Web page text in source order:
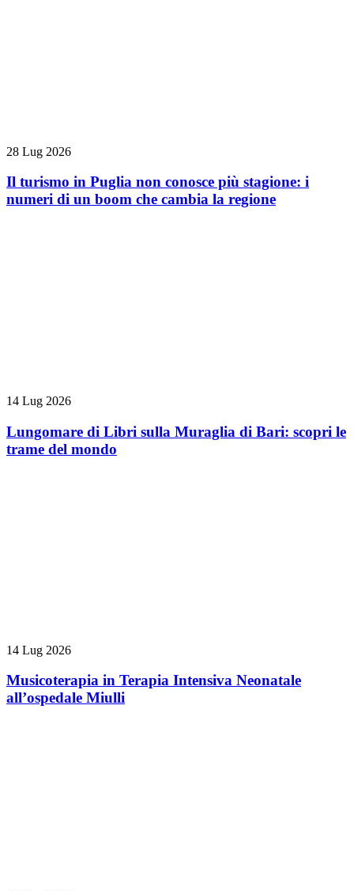
28 Lug 2026
Il turismo in Puglia non conosce più stagione: i
numeri di un boom che cambia la regione
14 Lug 2026
Lungomare di Libri sulla Muraglia di Bari: scopri le
trame del mondo
14 Lug 2026
Musicoterapia in Terapia Intensiva Neonatale
all’ospedale Miulli